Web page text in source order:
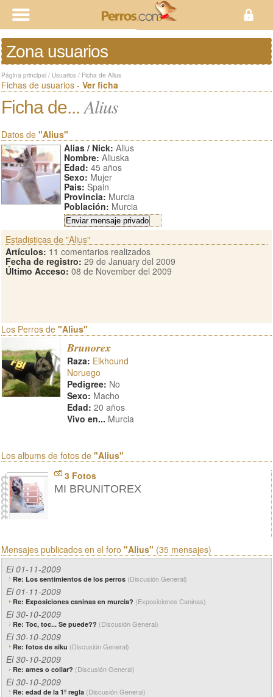
Zona usuarios
Página principal / Usuarios / Ficha de Alius
Fichas de usuarios - Ver ficha
Ficha de... Alius
Datos de "Alius"
Alias / Nick: Alius
Nombre: Aliuska
Edad: 45 años
Sexo: Mujer
Pais: Spain
Provincia: Murcia
Población: Murcia
Estadisticas de "Alius"
Artículos: 11 comentarios realizados
Fecha de registro: 29 de January del 2009
Último Acceso: 08 de November del 2009
Los Perros de "Alius"
Brunorex
Raza: Elkhound
Noruego
Pedigree: No
Sexo: Macho
Edad: 20 años
Vivo en... Murcia
Los albums de fotos de "Alius"
3 Fotos
MI BRUNITOREX
Mensajes publicados en el foro "Alius" (35 mensajes)
El 01-11-2009
Re: Los sentimientos de los perros (Discusión General)
El 01-11-2009
Re: Exposiciones caninas en murcia? (Exposiciones Caninas)
El 30-10-2009
Re: Toc, toc... Se puede?? (Discusión General)
El 30-10-2009
Re: fotos de siku (Discusión General)
El 30-10-2009
Re: arnes o collar? (Discusión General)
El 30-10-2009
Re: edad de la 1º regla (Discusión General)